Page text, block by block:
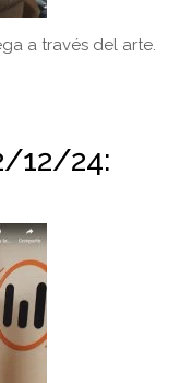
a través del arte.
12/24: